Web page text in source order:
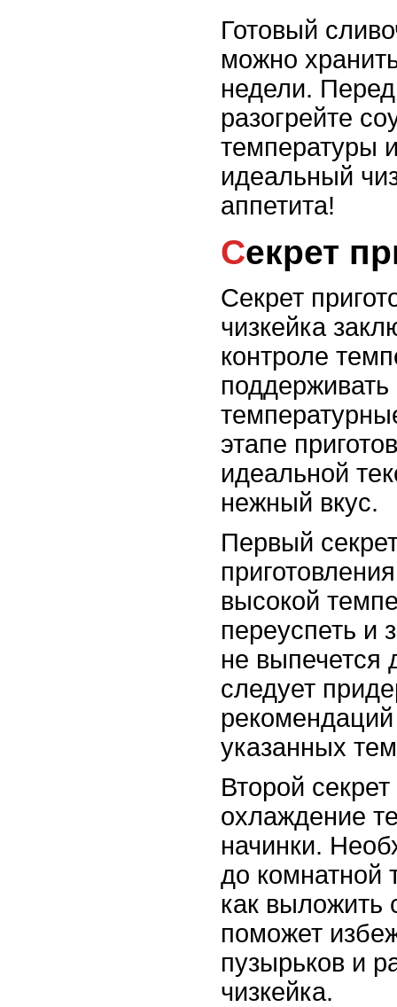
Готовый
можно
недели.
разогрейте
температуры
идеальный
аппетита!
Секрет
Секрет
чизкейка
контроле
этапе
идеальной
нежный вкус.
Первый
высокой
переуспеть и
не выпечется
следует
рекомендаций
указанных
Второй
охлаждение
начинки.
до комнатной
как выложить
поможет
пузырьков и
чизкейка.